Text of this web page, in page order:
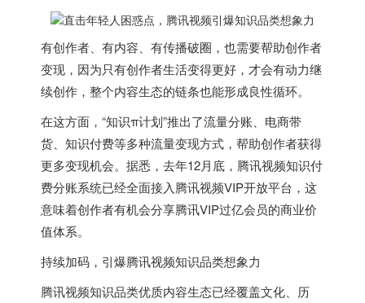
有创作者、有内容、有传播破圈，也需要帮助创作者
变现，因为只有创作者生活变得更好，才会有动力继
续创作，整个内容生态的链条也能形成良性循环。
在这方面，“知识π计划”推出了流量分账、电商带
货、知识付费等多种流量变现方式，帮助创作者获得
更多变现机会。据悉，去年12月底，腾讯视频知识付
费分账系统已经全面接入腾讯视频VIP开放平台，这
意味着创作者有机会分享腾讯VIP过亿会员的商业价
值体系。
持续加码，引爆腾讯视频知识品类想象力
腾讯视频知识品类优质内容生态已经覆盖文化、历